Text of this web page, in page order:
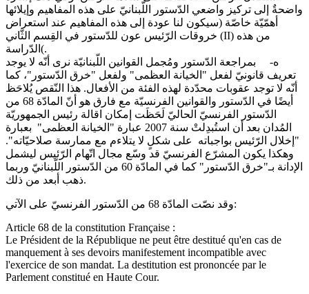
واضحةٌ إلى تركيز واضعي الدّستور اللّبنانيّ على هذه المفاهيم وإيلائها
أهمّيّة خاصّة (سيكون لنا عودة إلى هذه المفاهيم عند استعراض
خروقات الرّئيس عون للدّستور في القِسم الثّاني (II) من هذه
الدّراسة(.
‌ه- بمراجعة الدّستور ومُجمل القوانين اللّبنانيّة نرى أنّه لا يوجد
تعريف قانونيّ لفعل "الخيانة العظمى" ولفعل "خرق الدّستور"، كما
أنّه لا توجد عقوبات محدّدة لهذه الفئة من الأفعال. هذا النّقص يُلاحَظ
أيضًا في الدّستور والقوانين الفرنسيّة مع فارق هو أنّ المادّة 68 من
الدّستور الفرنسيّ الحاليّ لَحَظَت إمكان اقالة رئيس الجمهوريّة
المُدان بعد أن استُبدِلتْ سنة 2007 عبارة "الخيانة العظمى" بعبارة
"إخلال الرّئيس بواجباته على شكلٍ لا يتلاءم مع ممارسة صلاحيّاته".
وهكذا يكون المشرّع الفرنسيّ قد وسّع مجال اتّهام الرّئيس ليشمل
الإدانة بـ"خرق الدّستور" كما في المادّة 60 من الدّستور اللّبنانيّ وربما
ذهب أبعد من ذلك.
وقد نصّت المادّة 68 من الدّستور الفرنسيّ على الآتي:
Article 68 de la constitution Française :
Le Président de la République ne peut être destitué qu'en cas de
manquement à ses devoirs manifestement incompatible avec
l'exercice de son mandat. La destitution est prononcée par le
Parlement constitué en Haute Cour.